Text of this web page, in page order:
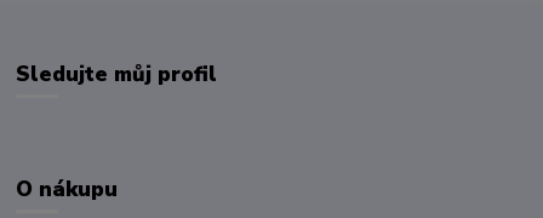
Sledujte můj profil
O nákupu